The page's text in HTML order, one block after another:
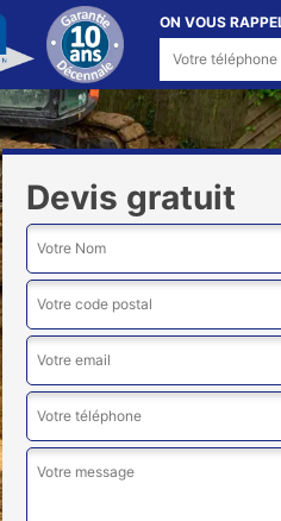
ON VOUS
Devis gratuit